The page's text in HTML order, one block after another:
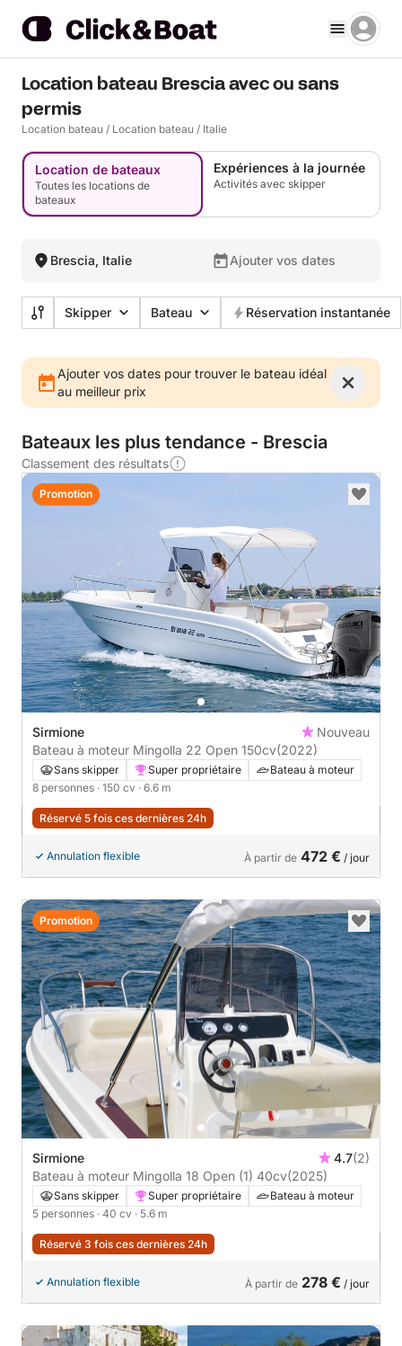
Location bateau Brescia avec ou sans
permis
Location bateau / Location bateau / Italie
Location de bateaux
Toutes les locations de
bateaux
Expériences à la journée
Activités avec skipper
Brescia, Italie Ajouter vos dates
Skipper Bateau Réservation instantanée
Ajouter vos dates pour trouver le bateau idéal
au meilleur prix
Bateaux les plus tendance - Brescia
Classement des résultats
Sirmione
Nouveau
Bateau à moteur Mingolla 22 Open 150cv(2022)
Sans skipper Super propriétaire
Bateau à moteur
8 personnes · 150 cv · 6.6 m
Réservé 5 fois ces dernières 24h
Annulation flexible À partir de 472 € / jour
Promotion
Sirmione 4.7(2)
Bateau à moteur Mingolla 18 Open (1) 40cv(2025)
Sans skipper Super propriétaire
Bateau à moteur
5 personnes · 40 cv · 5.6 m
Réservé 3 fois ces dernières 24h
Annulation flexible À partir de 278 € / jour
Promotion